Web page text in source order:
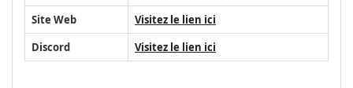
Site Web
Visitez le lien ici
Discord
Visitez le lien ici